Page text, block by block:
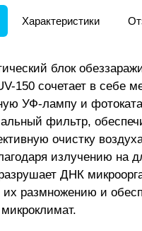
Характеристики
блок
150 сочетает в себе
УФ-лампу и
фильтр,
очистку
излучению на
ДНК
их размножению и